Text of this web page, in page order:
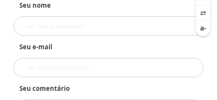
Seu nome
Seu e-mail
Seu comentário